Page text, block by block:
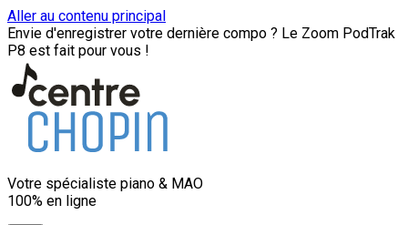
Aller au contenu principal
Envie d'enregistrer votre dernière compo ? Le Zoom PodTrak
P8 est fait pour vous !
Votre spécialiste piano & MAO
100% en ligne